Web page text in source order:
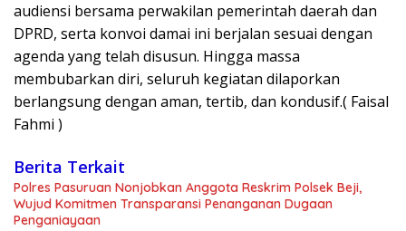
audiensi bersama perwakilan pemerintah daerah dan
DPRD, serta konvoi damai ini berjalan sesuai dengan
agenda yang telah disusun. Hingga massa
membubarkan diri, seluruh kegiatan dilaporkan
berlangsung dengan aman, tertib, dan kondusif.( Faisal
Fahmi )
Berita Terkait
Polres Pasuruan Nonjobkan Anggota Reskrim Polsek Beji,
Wujud Komitmen Transparansi Penanganan Dugaan
Penganiayaan